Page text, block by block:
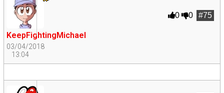
KeepFightingMichael
03/04/2018
13:04
#75
0 0